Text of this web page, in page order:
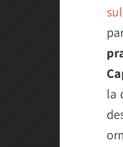
la